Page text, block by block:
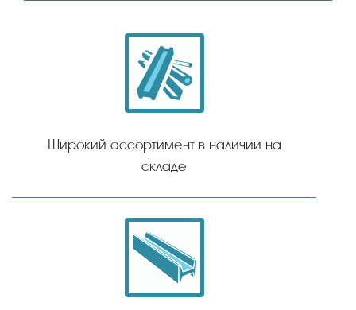
Широкий ассортимент в наличии на
складе